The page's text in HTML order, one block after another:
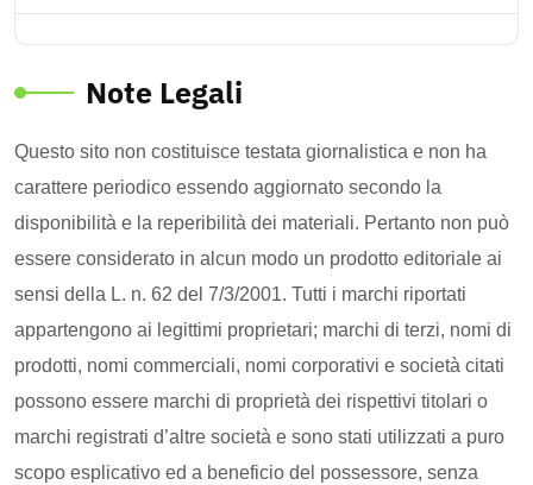
Note Legali
Questo sito non costituisce testata giornalistica e non ha
carattere periodico essendo aggiornato secondo la
disponibilità e la reperibilità dei materiali. Pertanto non può
essere considerato in alcun modo un prodotto editoriale ai
sensi della L. n. 62 del 7/3/2001. Tutti i marchi riportati
appartengono ai legittimi proprietari; marchi di terzi, nomi di
prodotti, nomi commerciali, nomi corporativi e società citati
possono essere marchi di proprietà dei rispettivi titolari o
marchi registrati d’altre società e sono stati utilizzati a puro
scopo esplicativo ed a beneficio del possessore, senza